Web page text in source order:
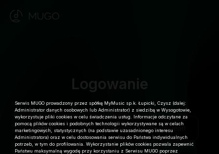
Logowanie
Login
Serwis MUGO prowadzony przez spółkę MyMusic sp.k. Łupicki, Czysz (dalej:
Administrator danych osobowych lub Administrator) z siedzibą w Wysogotowie,
wykorzystuje pliki cookies w celu świadczenia usług. Informacje odczytane za
pomocą plików cookies i podobnych technologii wykorzystywane są w celach
marketingowych, statystycznych (na podstawie uzasadnionego interesu
Administratora) oraz w celu dostosowania serwisu do Państwa indywidualnych
potrzeb, w tym do profilowania. Wykorzystanie plików cookies pozwala zapewnić
Państwu maksymalną wygodę przy korzystaniu z Serwisu MUGO poprzez